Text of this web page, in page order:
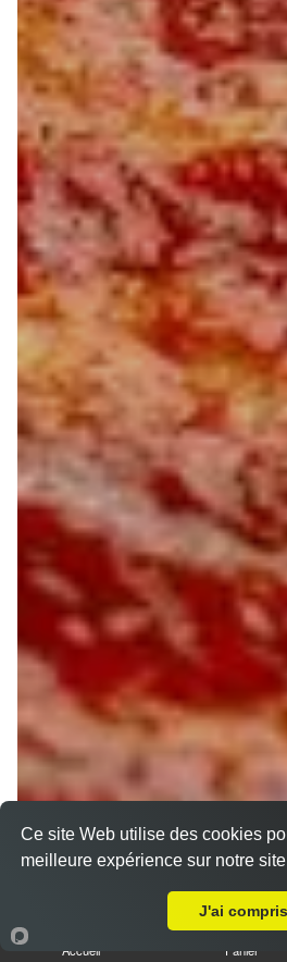
Accueil Panier
Ce site Web utilise des cookies
meilleure expérience sur notre
J'ai compris